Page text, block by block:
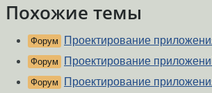
Похожие темы
Форум Проектирование
Форум Проектирование
Форум Проектирование